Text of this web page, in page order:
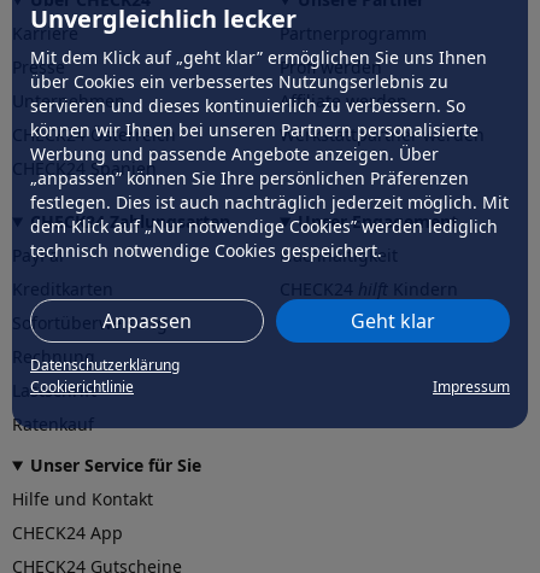
Unvergleichlich lecker
Mit dem Klick auf „geht klar” ermöglichen Sie uns Ihnen
über Cookies ein verbessertes Nutzungserlebnis zu
servieren und dieses kontinuierlich zu verbessern. So
können wir Ihnen bei unseren Partnern personalisierte
Werbung und passende Angebote anzeigen. Über
„anpassen” können Sie Ihre persönlichen Präferenzen
festlegen. Dies ist auch nachträglich jederzeit möglich. Mit
dem Klick auf „Nur notwendige Cookies” werden lediglich
technisch notwendige Cookies gespeichert.
Anpassen Geht klar
Datenschutzerklärung
Cookierichtlinie
Impressum
Karriere
Presse
Unternehmen
CHECK24 Österreich
CHECK24 Spanien
Partnerprogramm
Profi werden
Affiliate werden
Werkstattpartner werden
CHECK24 Zahlungsarten
PayPal
Sofortüberweisung
Rechnung
Lastschrift
Ratenkauf
Unser Engagement
Nachhaltigkeit
CHECK24hilftder Natur
Unser Service für Sie
Hilfe und Kontakt
CHECK24 App
CHECK24 Gutscheine